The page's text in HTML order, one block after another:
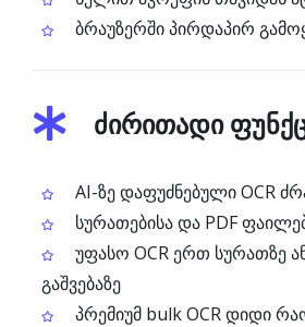
ბრაუზერში პირდაპირ
ძირითადი
AI-ზე დაფუძნებული OCR
სურათებისა და PDF
უფასო OCR ერთ სურათზე
გაშვებაზე
პრემიუმ bulk OCR დიდი